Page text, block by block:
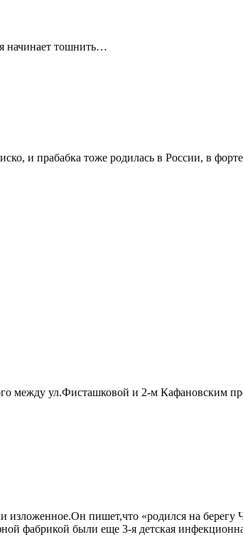
начинает тошнить…
и прабабка тоже родилась в России, в
между ул.Фисташковой и 2-м Кафановским
пишет,что «родился на берегу
фабрикой были еще 3-я детская